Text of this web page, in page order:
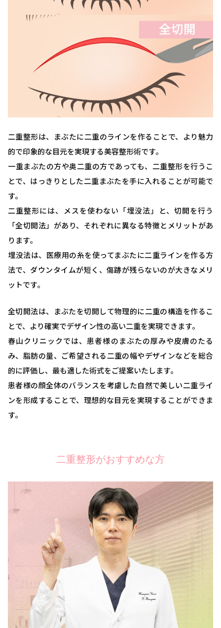
二重整形は、まぶたに二重のラインを作ることで、より魅力
的で印象的な目元を実現する美容整形術です。
一重まぶたの方や奥二重の方であっても、二重整形を行うこ
とで、はっきりとした二重まぶたを手に入れることが可能で
す。
二重整形には、メスを使わない「埋没法」と、切開を行う
「全切開法」があり、それぞれに異なる特徴とメリットがあ
ります。
埋没法は、医療用の糸を使ってまぶたに二重ラインを作る方
法で、ダウンタイムが短く、傷跡が残らないのが大きなメリ
ットです。
全切開法は、まぶたを切開して物理的に二重の構造を作るこ
とで、より確実でデザイン性の高い二重を実現できます。
春山クリニックでは、患者様のまぶたの厚みや皮膚のたる
み、脂肪の量、ご希望される二重の幅やデザインなどを総合
的に評価し、最も適した術式をご提案いたします。
患者様の顔全体のバランスを考慮した自然で美しい二重ライ
ンを形成することで、理想的な目元を実現することができま
す。
二重整形がおすすめな方